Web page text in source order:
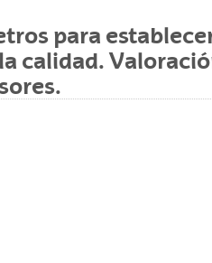
para
calidad.